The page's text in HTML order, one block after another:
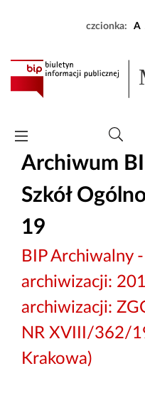
czcionka: A
Archiwum
Szkół
19
BIP Archiwalny
archiwizacji:
archiwizacji:
NR XVIII/362/
Krakowa)